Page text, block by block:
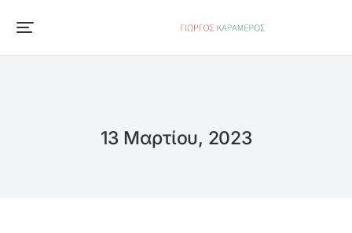
13 Μαρτίου, 2023